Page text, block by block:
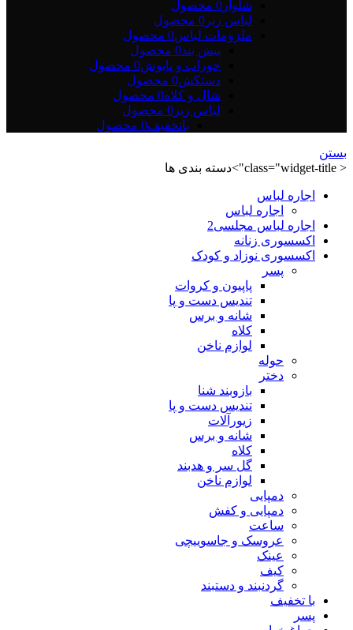
شلوار 0 محصول
لباس زیر 0 محصول
ملزومات لباس0 محصول
پیش بند0 محصول
جوراب و پاپوش0 محصول
دستکش0 محصول
شال و کلاه0 محصول
لباس زیر 0 محصول
باتخفیف0 محصول
بستن
< class="widget-title">دسته بندی ها
اجاره لباس
اجاره لباس
اجاره لباس مجلسی2
اکسسوری زنانه
اکسسوری نوزاد و کودک
پسر
پاپیون و کروات
تندیس دست و پا
شانه و برس
کلاه
لوازم ناخن
حوله
دختر
بازوبند شنا
تندیس دست و پا
زیورآلات
شانه و برس
کلاه
گل سر و هدبند
لوازم ناخن
دمپایی
دمپایی و کفش
ساعت
عروسک و جاسوییچی
عینک
کیف
گردنبند و دستبند
با تخفیف
پسر